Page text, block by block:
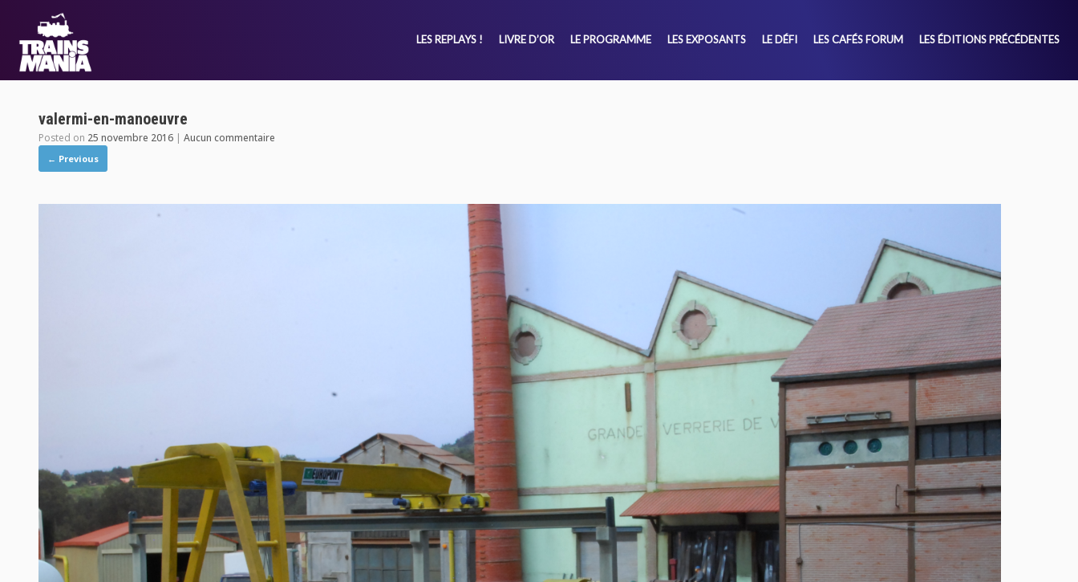
LES REPLAYS ! LIVRE D’OR LE PROGRAMME LES EXPOSANTS LE DÉFI LES CAFÉS FORUM LES ÉDITIONS PRÉCÉDENTES
valermi-en-manoeuvre
Posted on 25 novembre 2016| Aucun commentaire
← Previous